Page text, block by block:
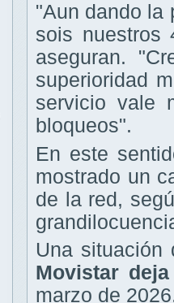
"Aun dando la
sois nuestros
aseguran.
superioridad
servicio vale
bloqueos".
En este
mostrado un
de la red,
Una
Movistar
marzo de